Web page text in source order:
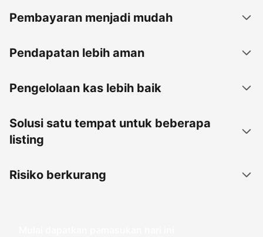
Pembayaran menjadi mudah
Pendapatan lebih aman
Pengelolaan kas lebih baik
Solusi satu tempat untuk beberapa
listing
Risiko berkurang
Mulai dapatkan pemasukan hari ini